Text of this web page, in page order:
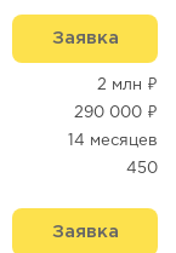
Заявка
2 млн ₽
290 000 ₽
14 месяцев
450
Заявка